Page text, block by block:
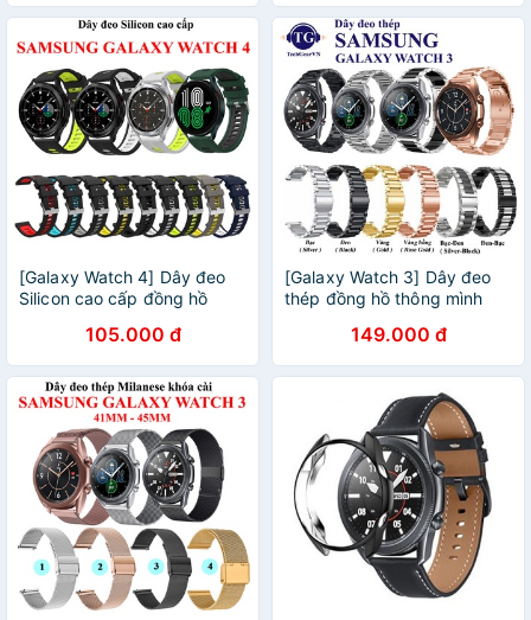
[Galaxy Watch 4] Dây đeo
Silicon cao cấp đồng hồ
105.000 đ
[Galaxy Watch 3] Dây đeo
thép đồng hồ thông mình
149.000 đ